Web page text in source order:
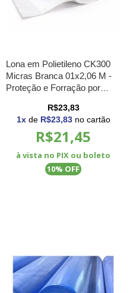
Lona em Polietileno CK300
Micras Branca 01x2,06 M -
Proteção e Forração por
R$23,83
1xde R$23,83no cartão
R$21,45
à vista no PIX ou boleto
10% OFF